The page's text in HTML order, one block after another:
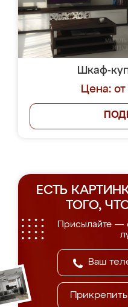
Шкаф-
Цена:
ЕСТЬ
ТОГО,
Присылайте —